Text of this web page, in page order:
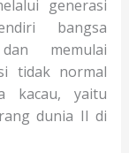
generasi
bangsa
memulai
tidak normal
kacau, yaitu
dunia II di